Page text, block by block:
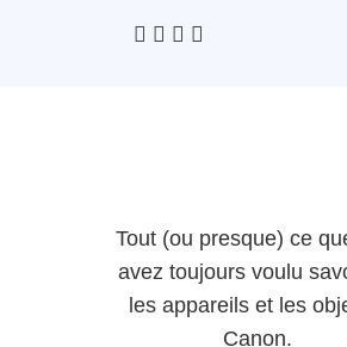
Tout (ou presque) ce
avez toujours voulu
les appareils et les
Canon.